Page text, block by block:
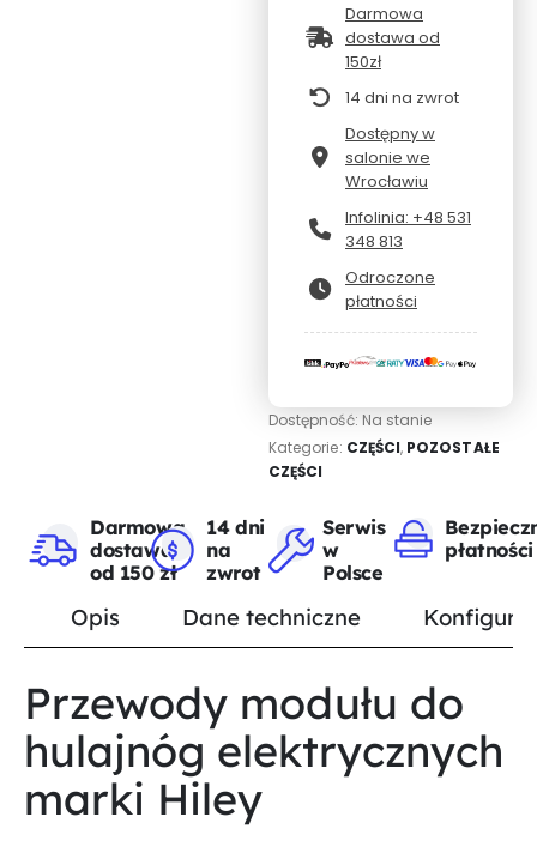
Darmowa
dostawa od
150zł
14 dni na zwrot
Dostępny w
salonie we
Wrocławiu
Infolinia: +48 531
348 813
Odroczone
płatności
Dostępność: Na stanie
Kategorie: CZĘŚCI, POZOSTAŁE
CZĘŚCI
Darmowa
dostawa
od 150 zł
14 dni
na
zwrot
Serwis
w
Polsce
płatności
Opis Dane techniczne
Przewody modułu do
hulajnóg elektrycznych
marki Hiley